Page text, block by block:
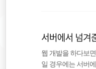
서버에서 넘겨
웹 개발을 하다보
일 경우에는 서버